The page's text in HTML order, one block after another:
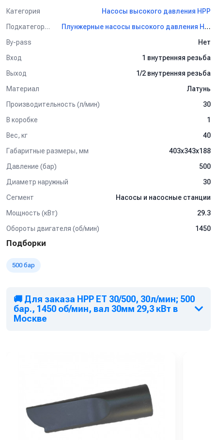
Категория
Насосы высокого давления HPP
Подкатегория
Плунжерные насосы высокого давления HPP
By-pass
Нет
Вход
1 внутренняя резьба
Выход
1/2 внутренняя резьба
Материал
Латунь
Производительность (л/мин)
30
В коробке
1
Вес, кг
40
Габаритные размеры, мм
403x343x188
Давление (бар)
500
Диаметр наружный
30
Сегмент
Насосы и насосные станции
Мощность (кВт)
29.3
Обороты двигателя (об/мин)
1450
Подборки
500 бар
🚚 Для заказа HPP ET 30/500, 30л/мин; 500
бар., 1450 об/мин, вал 30мм 29,3 кВт в
Москве